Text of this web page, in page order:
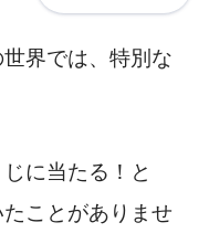
世界では、特別な
に当たる！と
ことがありませ